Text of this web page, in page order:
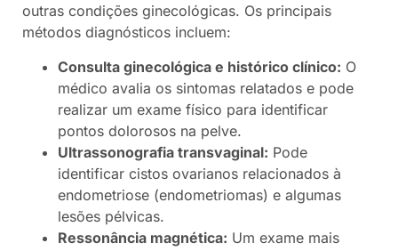
outras condições ginecológicas. Os principais
métodos diagnósticos incluem:
Consulta ginecológica e histórico clínico: O
médico avalia os sintomas relatados e pode
realizar um exame físico para identificar
pontos dolorosos na pelve.
Ultrassonografia transvaginal: Pode
identificar cistos ovarianos relacionados à
endometriose (endometriomas) e algumas
lesões pélvicas.
Ressonância magnética: Um exame mais